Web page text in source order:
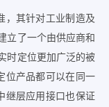
，其针对工业制造及
立了一个由供应商和
时定位更加广泛的被
位产品都可以在同一
继层应用接口也保证